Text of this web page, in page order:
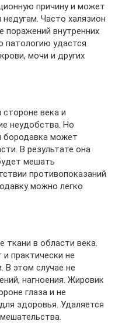
причину и может
Часто халязион
поражений внутренних
патологию удастся
мочи и других
века и
неудобства. Но
бородавка может
В результате она
мешать
противопоказаний
можно легко
ткани в области века.
практически не
В этом случае не
нагноения. Жировик
глаза и не
здоровья. Удаляется